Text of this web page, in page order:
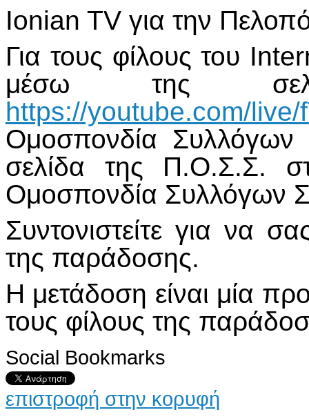
Ionian TV για την
Για τους φίλους του
μέσω της
https://youtube.com/live/
Ομοσπονδία Συλλόγων
σελίδα της Π.Ο.Σ.Σ.
Ομοσπονδία Συλλόγων
Συντονιστείτε για να
της παράδοσης.
Η μετάδοση είναι μία
τους φίλους της
Social Bookmarks
επιστροφή στην κορυφή